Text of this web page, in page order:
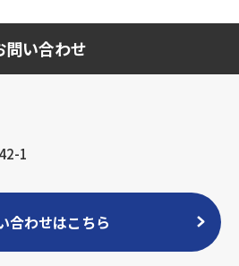
問い合わせ
1
合わせはこちら